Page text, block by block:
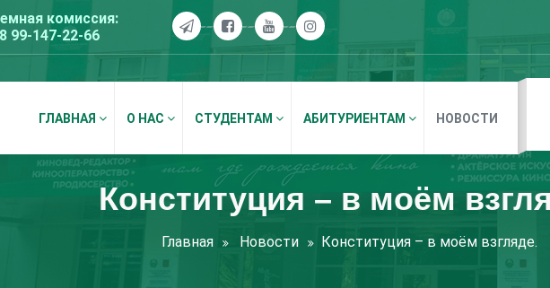
комиссия:
99-147-22-66
ГЛАВНАЯ О НАС СТУДЕНТАМ АБИТУРИЕНТАМ НОВОСТИ
Конституция – в моём
Главная Новости Конституция – в моём взгляде.